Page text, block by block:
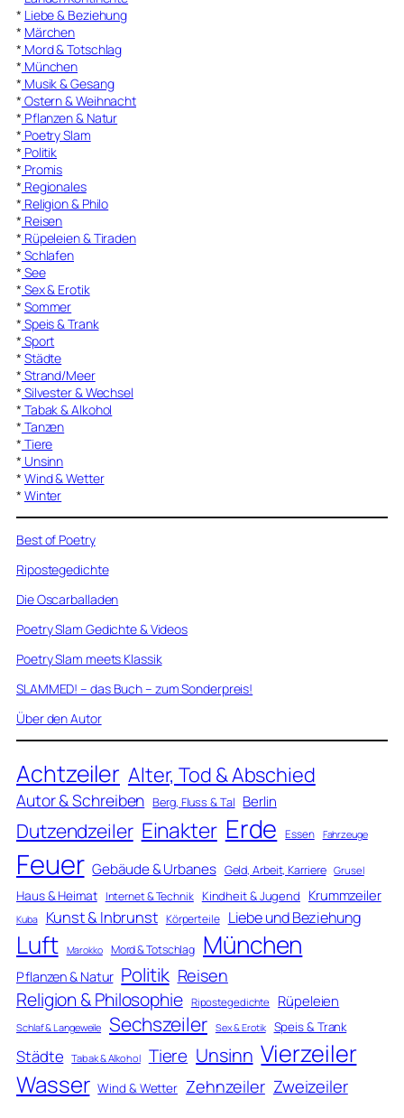
* Liebe & Beziehung
* Märchen
* Mord & Totschlag
* München
* Musik & Gesang
* Ostern & Weihnacht
* Pflanzen & Natur
* Poetry Slam
* Politik
* Promis
* Regionales
* Religion & Philo
* Reisen
* Rüpeleien & Tiraden
* Schlafen
* See
* Sex & Erotik
* Sommer
* Speis & Trank
* Sport
* Städte
* Strand/Meer
* Silvester & Wechsel
* Tabak & Alkohol
* Tanzen
* Tiere
* Unsinn
* Wind & Wetter
* Winter
Best of Poetry
Ripostegedichte
Die Oscarballaden
Poetry Slam Gedichte & Videos
Poetry Slam meets Klassik
SLAMMED! – das Buch – zum Sonderpreis!
Über den Autor
Achtzeiler Alter, Tod & Abschied
Autor & Schreiben Berg, Fluss & Tal Berlin
Dutzendzeiler Einakter Erde Essen Fahrzeuge
Feuer Gebäude & Urbanes Geld, Arbeit, Karriere Grusel
Haus & Heimat Internet & Technik Kindheit & Jugend Krummzeiler
Kuba Kunst & Inbrunst Körperteile Liebe und Beziehung
Luft Marokko Mord & Totschlag München
Pflanzen & Natur Politik Reisen
Religion & Philosophie Ripostegedichte Rüpeleien
Schlaf & Langeweile Sechszeiler Sex & Erotik Speis & Trank
Städte Tabak & Alkohol Tiere Unsinn Vierzeiler
Wasser Wind & Wetter Zehnzeiler Zweizeiler